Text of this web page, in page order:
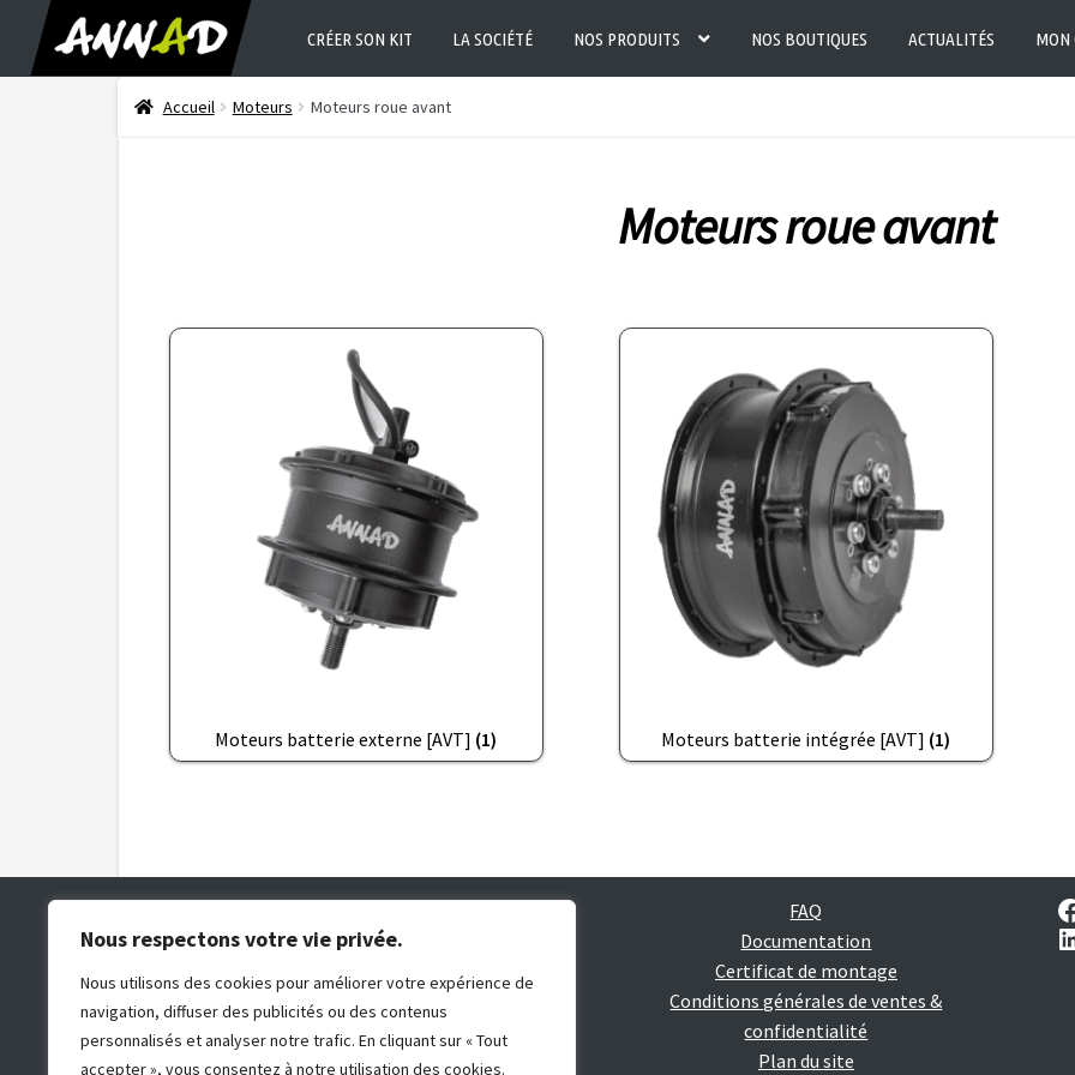
Nous respectons votre vie privée.
Nous utilisons des cookies pour améliorer votre expérience de
navigation, diffuser des publicités ou des contenus
personnalisés et analyser notre trafic. En cliquant sur « Tout
accepter », vous consentez à notre utilisation des cookies.
CRÉER SON KIT LA SOCIÉTÉ NOS PRODUITS NOS BOUTIQUES ACTUALITÉS MON
Accueil Moteurs Moteurs roue avant
Moteurs roue avant
Moteurs batterie externe [AVT] (1) Moteurs batterie intégrée [AVT] (1)
Telephone : 09.80.37.11.62
Adresse postale : 8 rue des compagnons, ZA des
fauvins, 05000 Gap
2026 © Annad France - Réalisé par Dahu-
FAQ
Documentation
Certificat de montage
Conditions générales de ventes &
confidentialité
Plan du site